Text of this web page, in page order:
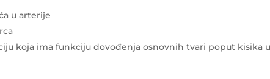
u arterije
koja ima funkciju dovođenja osnovnih tvari poput kisika u